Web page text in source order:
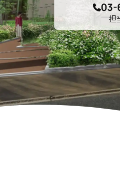
負担の少ない介
愛知・岐阜・長野
社会福祉法人サ
園目標「やかたづ
やさしさ・かし
笑顔いっぱいの
私たちは、子ど
サンサン・スク
宿題・クラブ活
03-
担